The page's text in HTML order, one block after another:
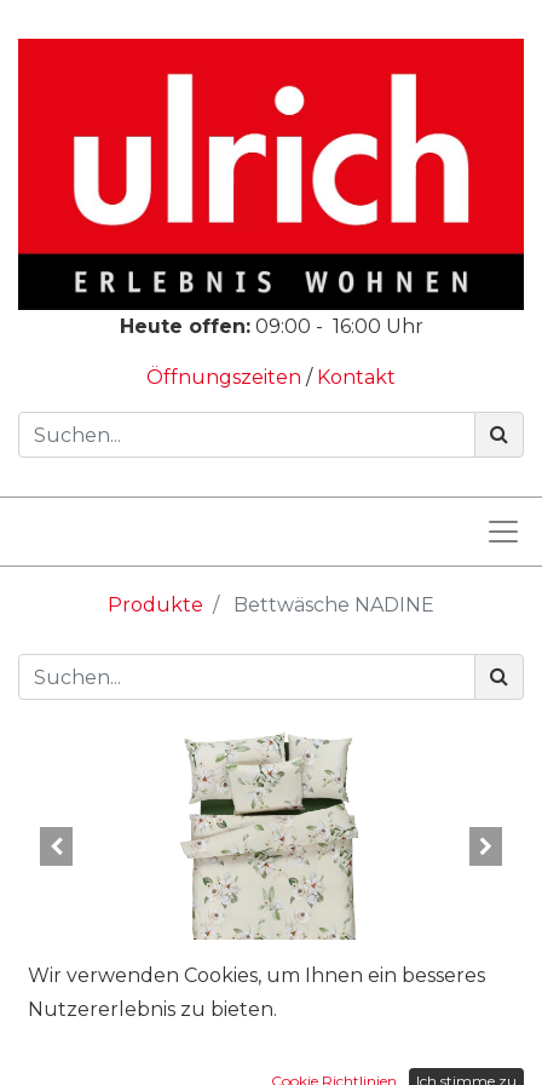
Heute offen: 09:00 - 16:00 Uhr
Öffnungszeiten / Kontakt
Produkte Bettwäsche NADINE
Wir verwenden Cookies, um Ihnen ein besseres
Nutzererlebnis zu bieten.
Cookie Richtlinien Ich stimme zu